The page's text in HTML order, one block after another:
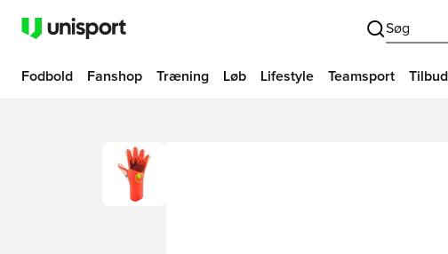
Søg
Fodbold Fanshop Træning Løb Lifestyle Teamsport Tilbud